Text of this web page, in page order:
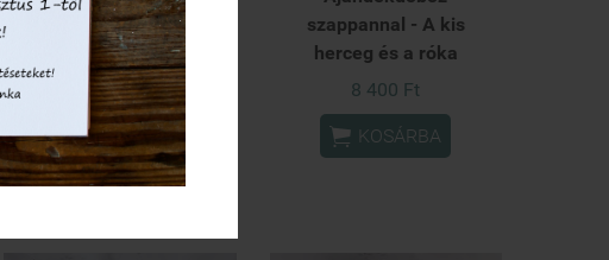
szettben - Rózsaszín
ködös reggelek
5 743 Ft
 KOSÁRBA
szappannal - A kis
herceg és a róka
8 400 Ft
 KOSÁRBA